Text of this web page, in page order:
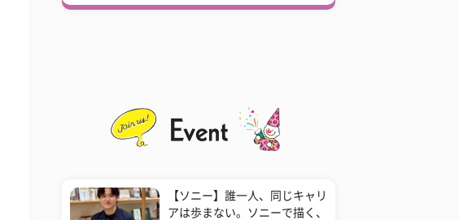
【ソニー】誰一人、同じキャリ
アは歩まない。ソニーで描く、